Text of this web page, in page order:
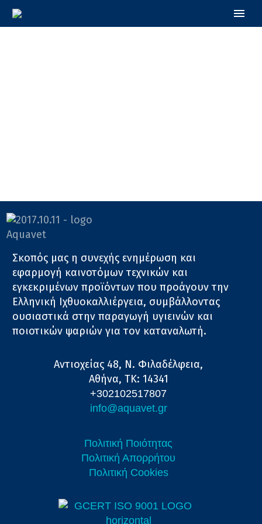
Σκοπός μας η συνεχής ενημέρωση και
εφαρμογή καινοτόμων τεχνικών και
εγκεκριμένων προϊόντων που προάγουν την
Ελληνική Ιχθυοκαλλιέργεια, συμβάλλοντας
ουσιαστικά στην παραγωγή υγιεινών και
ποιοτικών ψαριών για τον καταναλωτή.
Αντιοχείας 48, Ν. Φιλαδέλφεια,
Αθήνα, ΤΚ: 14341
+302102517807
info@aquavet.gr
Πολιτική Ποιότητας
Πολιτική Απορρήτου
Πολιτική Cookies